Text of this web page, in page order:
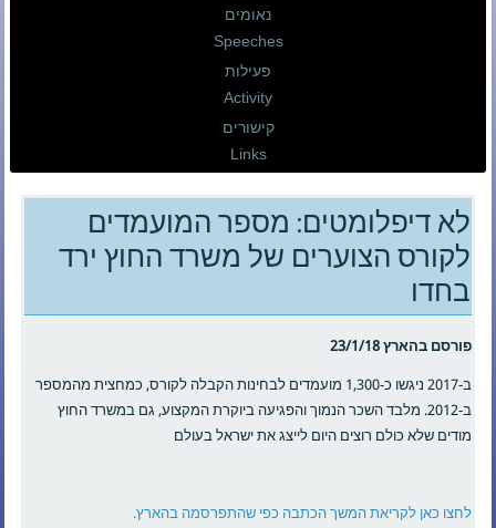
נאומים
Speeches
פעילות
Activity
קישורים
Links
לא דיפלומטים: מספר המועמדים
לקורס הצוערים של משרד החוץ ירד
בחדו
פורסם בהארץ 23/1/18
ב-2017 ניגשו כ-1,300 מועמדים לבחינות הקבלה לקורס, כמחצית מהמספר
ב-2012. מלבד השכר הנמוך והפגיעה ביוקרת המקצוע, גם במשרד החוץ
מודים שלא כולם רוצים היום לייצג את ישראל בעולם
לחצו כאן לקריאת המשך הכתבה כפי שהתפרסמה בהארץ.